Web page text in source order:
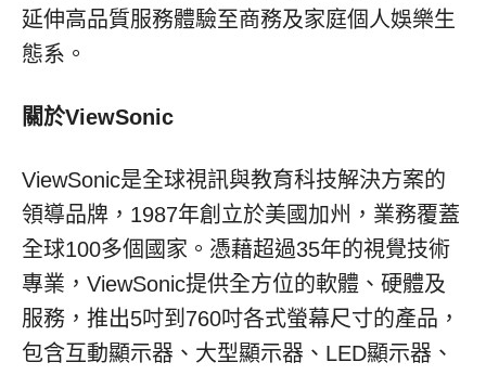
延伸高品質服務體驗至商務及家庭個人娛樂生
態系。
關於ViewSonic
ViewSonic是全球視訊與教育科技解決方案的
領導品牌，1987年創立於美國加州，業務覆蓋
全球100多個國家。憑藉超過35年的視覺技術
專業，ViewSonic提供全方位的軟體、硬體及
服務，推出5吋到760吋各式螢幕尺寸的產品，
包含互動顯示器、大型顯示器、LED顯示器、